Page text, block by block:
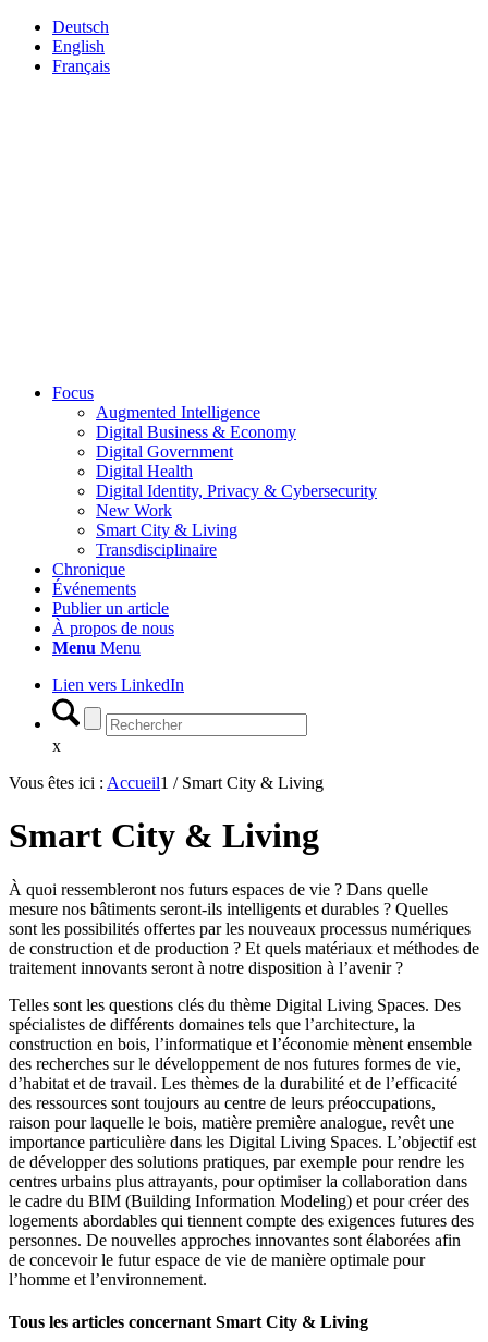
Deutsch
English
Français
Focus
Augmented Intelligence
Digital Business & Economy
Digital Government
Digital Health
Digital Identity, Privacy & Cybersecurity
New Work
Smart City & Living
Transdisciplinaire
Chronique
Événements
Publier un article
À propos de nous
Menu Menu
Lien vers LinkedIn
x
Vous êtes ici : Accueil1 / Smart City & Living
Smart City & Living
À quoi ressembleront nos futurs espaces de vie ? Dans quelle
mesure nos bâtiments seront-ils intelligents et durables ? Quelles
sont les possibilités offertes par les nouveaux processus numériques
de construction et de production ? Et quels matériaux et méthodes de
traitement innovants seront à notre disposition à l’avenir ?
Telles sont les questions clés du thème Digital Living Spaces. Des
spécialistes de différents domaines tels que l’architecture, la
construction en bois, l’informatique et l’économie mènent ensemble
des recherches sur le développement de nos futures formes de vie,
d’habitat et de travail. Les thèmes de la durabilité et de l’efficacité
des ressources sont toujours au centre de leurs préoccupations,
raison pour laquelle le bois, matière première analogue, revêt une
importance particulière dans les Digital Living Spaces. L’objectif est
de développer des solutions pratiques, par exemple pour rendre les
centres urbains plus attrayants, pour optimiser la collaboration dans
le cadre du BIM (Building Information Modeling) et pour créer des
logements abordables qui tiennent compte des exigences futures des
personnes. De nouvelles approches innovantes sont élaborées afin
de concevoir le futur espace de vie de manière optimale pour
l’homme et l’environnement.
Tous les articles concernant Smart City & Living